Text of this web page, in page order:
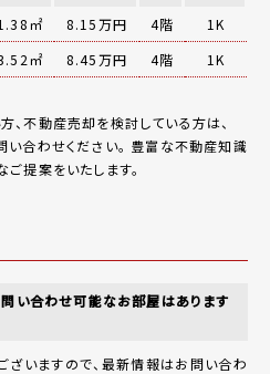
㎡ 8.15万円 4階
1K
㎡ 8.45万円 4階 1K
、不動産売却を検討している方は、
い合わせください。 豊富な不動産知識
ご提案をいたします。
問い合わせ可能なお部屋はあります
いますので、最新情報はお問い合わ